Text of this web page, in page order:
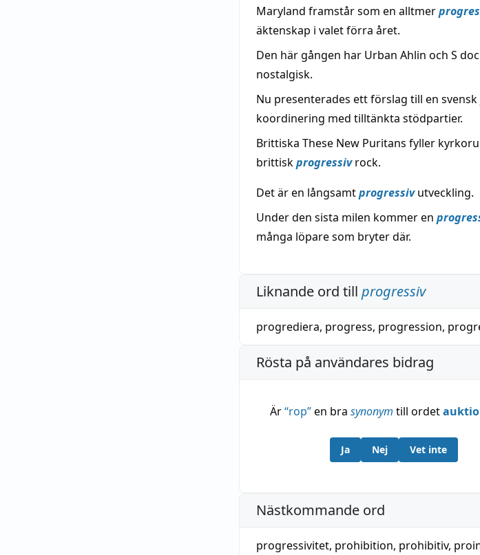
Maryland framstår som en alltmer
äktenskap i valet förra året.
Den här gången har Urban Ahlin och S
nostalgisk.
Nu presenterades ett förslag till en svensk
koordinering med tilltänkta stödpartier.
Brittiska These New Puritans fyller
brittiskprogressivrock.
Det är en långsamtprogressivutveckling.
Under den sista milen kommer en
många löpare som bryter där.
Liknande ord till progressiv
progrediera, progress, progression,
Rösta på användares bidrag
Är“rop”en bra synonym till ordet
Ja Nej Vet inte
Nästkommande ord
progressivitet, prohibition, prohibitiv,